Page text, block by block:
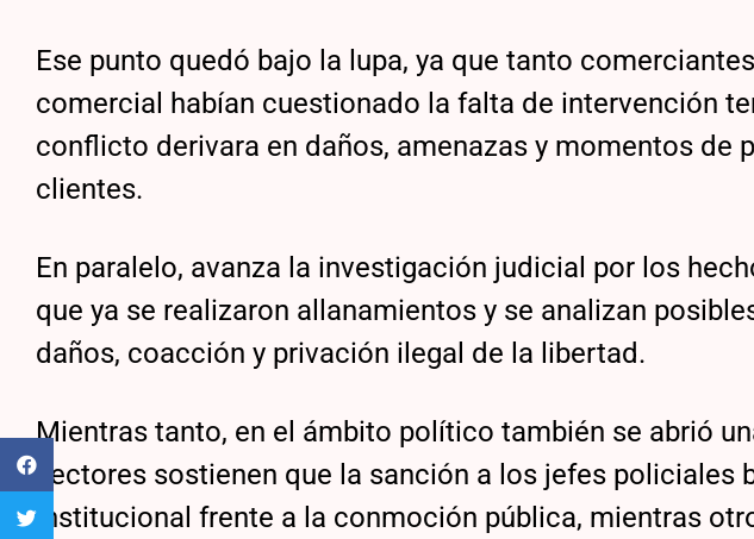
Ese punto quedó bajo la lupa, ya que tanto
comercial habían cuestionado la falta de intervención
conflicto derivara en daños, amenazas y momentos de
clientes.
En paralelo, avanza la investigación judicial por los
que ya se realizaron allanamientos y se analizan
daños, coacción y privación ilegal de la libertad.
Mientras tanto, en el ámbito político también se abrió
sectores sostienen que la sanción a los jefes policiales
institucional frente a la conmoción pública, mientras